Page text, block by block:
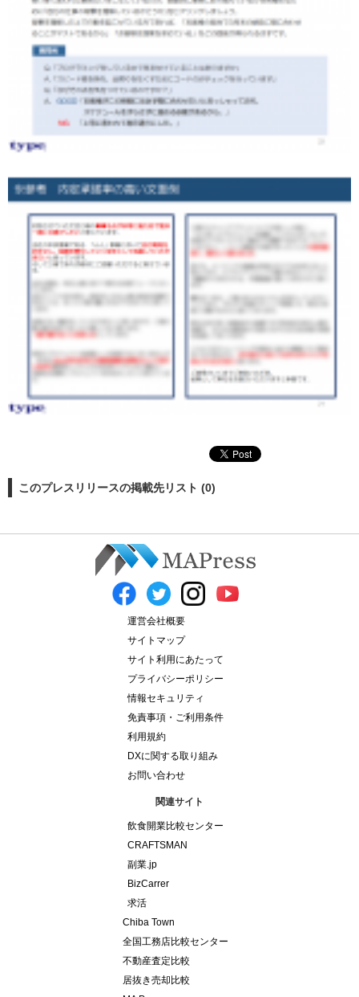
このプレスリリースの掲載先リスト (0)
運営会社概要
サイトマップ
サイト利用にあたって
プライバシーポリシー
情報セキュリティ
免責事項・ご利用条件
利用規約
DXに関する取り組み
お問い合わせ
関連サイト
飲食開業比較センター
CRAFTSMAN
副業.jp
BizCarrer
求活
Chiba Town
全国工務店比較センター
不動産査定比較
居抜き売却比較